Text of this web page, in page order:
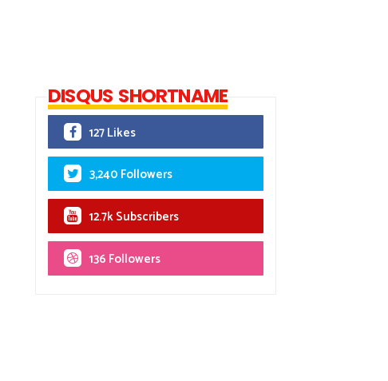
DISQUS SHORTNAME
127 Likes
3,240 Followers
12.7k Subscribers
136 Followers